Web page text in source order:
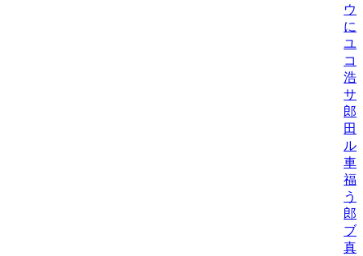
ウ
に
ユ
コ
浩
サ
郎
田
ル
車/
福
う
郎
ブ
真